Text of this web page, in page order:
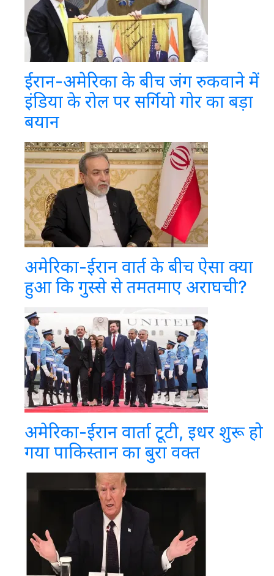
ईरान-अमेरिका के बीच जंग रुकवाने में
इंडिया के रोल पर सर्गियो गोर का बड़ा
बयान
अमेरिका-ईरान वार्त के बीच ऐसा क्या
हुआ कि गुस्से से तमतमाए अराघची?
अमेरिका-ईरान वार्ता टूटी, इधर शुरू हो
गया पाकिस्तान का बुरा वक्त